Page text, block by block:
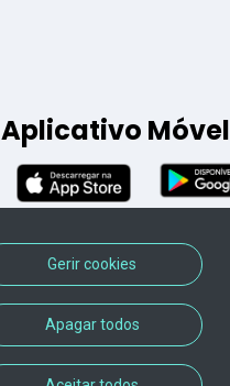
Aplicativo Móvel
Gerir cookies
Apagar todos